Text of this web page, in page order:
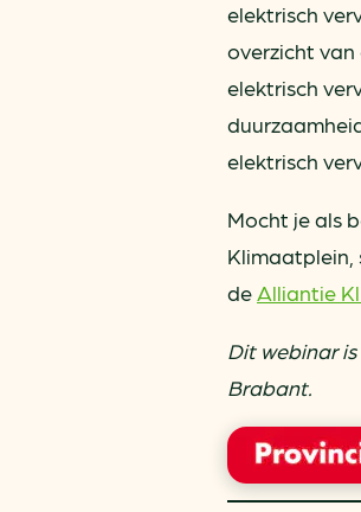
elektrisch
overzicht van
elektrisch
elektrisch
Mocht je als
Klimaatplein,
de Alliantie
Dit webinar
Brabant.